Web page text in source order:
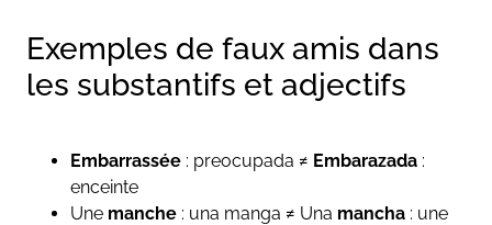
Exemples de faux amis dans
les substantifs et adjectifs
Embarrassée : preocupada ≠ Embarazada :
enceinte
Une manche : una manga ≠ Una mancha : une